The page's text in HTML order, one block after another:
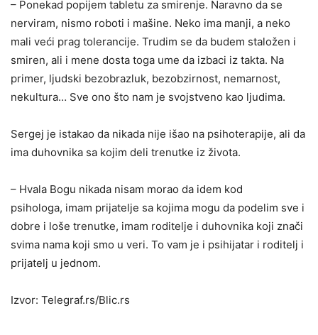
– Ponekad popijem tabletu za smirenje. Naravno da se
nerviram, nismo roboti i mašine. Neko ima manji, a neko
mali veći prag tolerancije. Trudim se da budem staložen i
smiren, ali i mene dosta toga ume da izbaci iz takta. Na
primer, ljudski bezobrazluk, bezobzirnost, nemarnost,
nekultura… Sve ono što nam je svojstveno kao ljudima.
Sergej je istakao da nikada nije išao na psihoterapije, ali da
ima duhovnika sa kojim deli trenutke iz života.
– Hvala Bogu nikada nisam morao da idem kod
psihologa, imam prijatelje sa kojima mogu da podelim sve i
dobre i loše trenutke, imam roditelje i duhovnika koji znači
svima nama koji smo u veri. To vam je i psihijatar i roditelj i
prijatelj u jednom.
Izvor: Telegraf.rs/Blic.rs